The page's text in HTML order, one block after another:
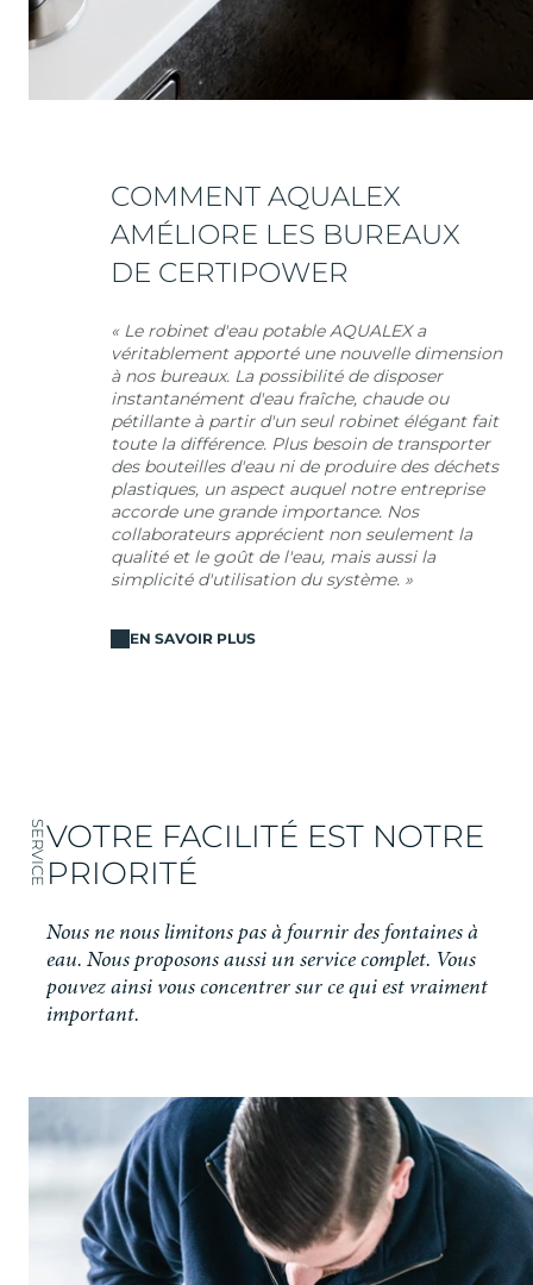
COMMENT AQUALEX
AMÉLIORE LES BUREAUX
DE CERTIPOWER
« Le robinet d'eau potable AQUALEX a
véritablement apporté une nouvelle dimension
à nos bureaux. La possibilité de disposer
instantanément d'eau fraîche, chaude ou
pétillante à partir d'un seul robinet élégant fait
toute la différence. Plus besoin de transporter
des bouteilles d'eau ni de produire des déchets
plastiques, un aspect auquel notre entreprise
accorde une grande importance. Nos
collaborateurs apprécient non seulement la
qualité et le goût de l'eau, mais aussi la
simplicité d'utilisation du système. »
EN SAVOIR PLUS
SERVICEVOTRE FACILITÉ EST NOTRE
PRIORITÉ
Nous ne nous limitons pas à fournir des fontaines à
eau. Nous proposons aussi un service complet. Vous
pouvez ainsi vous concentrer sur ce qui est vraiment
important.